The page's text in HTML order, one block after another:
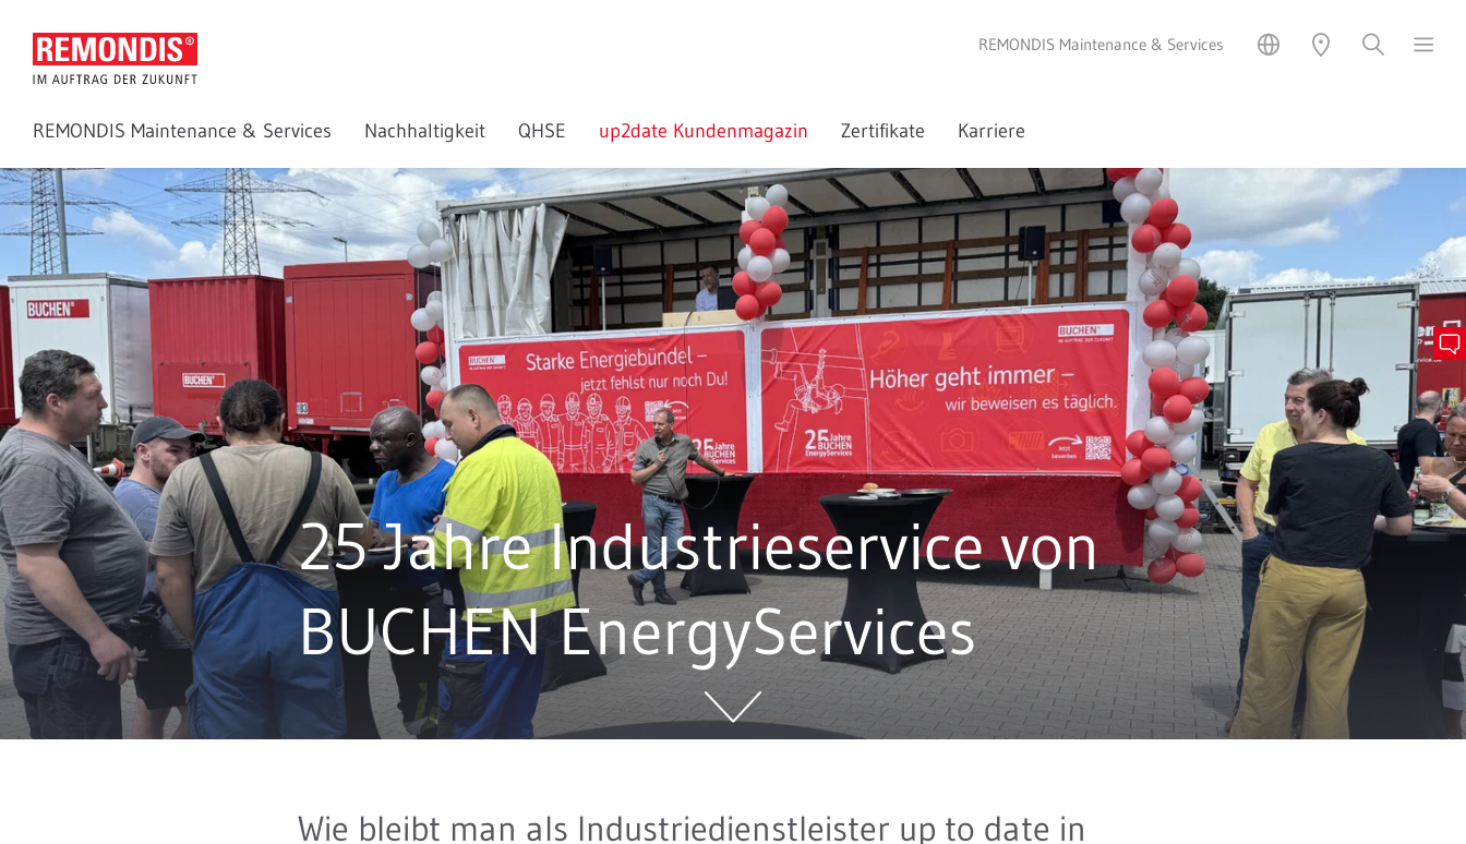
REMONDIS Maintenance & Services
REMONDIS Maintenance & Services Nachhaltigkeit QHSE up2date Kundenmagazin Zertifikate Karriere
25 Jahre Industrieservice von
BUCHEN EnergyServices
Wie bleibt man als Industriedienstleister up to date in